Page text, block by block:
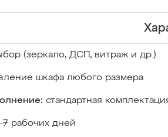
(зеркало, ДСП, витраж и др.)
шкафа любого размера
стандартная
7 рабочих дней